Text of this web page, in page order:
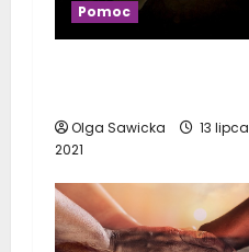
Pomoc
Olga Sawicka
13 lipca
2021